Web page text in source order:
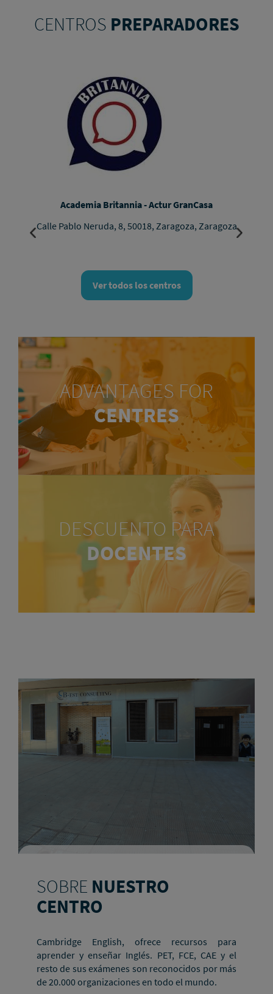
CENTROS PREPARADORES
Academia Britannia - Actur GranCasa
Calle Pablo Neruda, 8, 50018, Zaragoza, Zaragoza
Ver todos los centros
ADVANTAGES FOR
CENTRES
DESCUENTO PARA
DOCENTES
SOBRE NUESTRO
CENTRO
Cambridge English, ofrece recursos para
aprender y enseñar Inglés. PET, FCE, CAE y el
resto de sus exámenes son reconocidos por más
de 20.000 organizaciones en todo el mundo.